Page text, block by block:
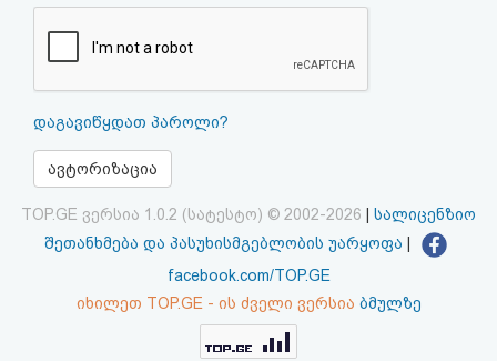
რეგისტრაცია
პაროლის
HTML
კოდი
შეთანხმება
დაგავიწყდათ პაროლი?
ავტორიზაცია
TOP.GE ვერსია 1.0.2 (სატესტო) © 2002-2026
სალიცენზიო
შეთანხმება და პასუხისმგებლობის უარყოფა
facebook.com/TOP.GE
იხილეთ TOP.GE - ის ძველი ვერსია ბმულზე